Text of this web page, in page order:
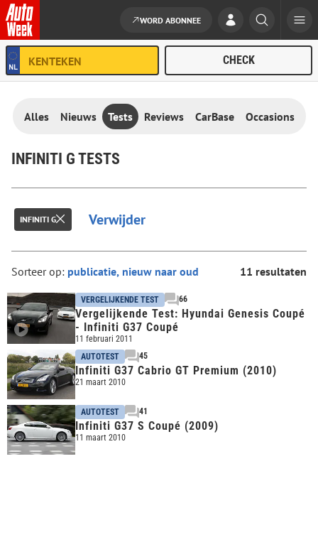
Ga naar de inhoud
WORD ABONNEE
Alles Nieuws Tests Reviews CarBase Occasions
INFINITI G TESTS
INFINITI G Verwijder
Sorteer op: 11 resultaten
VERGELIJKENDE TEST 66
Vergelijkende Test: Hyundai Genesis Coupé
- Infiniti G37 Coupé
11 februari 2011
AUTOTEST
45
Infiniti G37 Cabrio GT Premium (2010)
21 maart 2010
AUTOTEST 41
Infiniti G37 S Coupé (2009)
11 maart 2010